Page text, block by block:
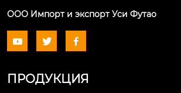
ООО Импорт и экспорт Уси Футао
  
ПРОДУКЦИЯ